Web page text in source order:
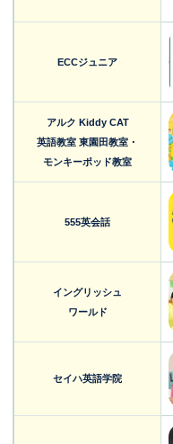
ECCジュニア
アルク Kiddy CAT
英語教室 東園田教室・
モンキーポッド教室
555英会話
イングリッシュ
ワールド
セイハ英語学院